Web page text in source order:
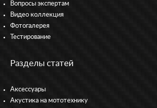
Вопросы экспертам
Видео коллекция
Фотогалерея
Тестирование
Разделы статей
Аксессуары
Акустика на мототехнику